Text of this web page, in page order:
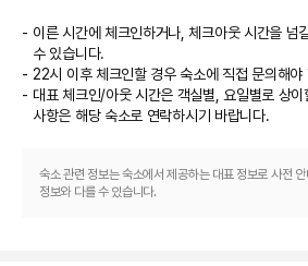
이른 시간에 체크인하거나, 체크아웃 시간을 넘
수 있습니다.
22시 이후 체크인할 경우 숙소에 직접 문의해야
대표 체크인/아웃 시간은 객실별, 요일별로 상
사항은 해당 숙소로 연락하시기 바랍니다.
숙소 관련 정보는 숙소에서 제공하는 대표 정보로 사전
정보와 다를 수 있습니다.